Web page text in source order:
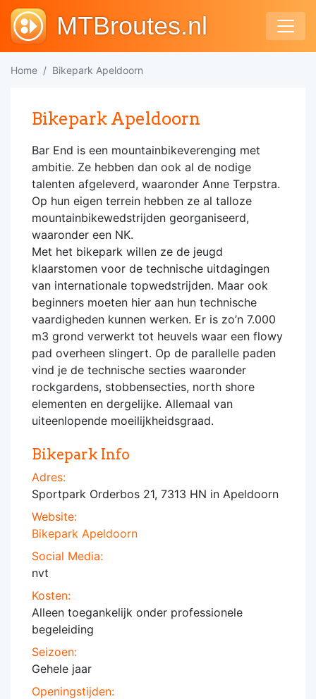
MTBroutes.nl
Home Bikepark Apeldoorn
Bikepark Apeldoorn
Bar End is een mountainbikeverenging met
ambitie. Ze hebben dan ook al de nodige
talenten afgeleverd, waaronder Anne Terpstra.
Op hun eigen terrein hebben ze al talloze
mountainbikewedstrijden georganiseerd,
waaronder een NK.
Met het bikepark willen ze de jeugd
klaarstomen voor de technische uitdagingen
van internationale topwedstrijden. Maar ook
beginners moeten hier aan hun technische
vaardigheden kunnen werken. Er is zo’n 7.000
m3 grond verwerkt tot heuvels waar een flowy
pad overheen slingert. Op de parallelle paden
vind je de technische secties waaronder
rockgardens, stobbensecties, north shore
elementen en dergelijke. Allemaal van
uiteenlopende moeilijkheidsgraad.
Bikepark Info
Adres:
Sportpark Orderbos 21, 7313 HN in Apeldoorn
Website:
Bikepark Apeldoorn
Social Media:
nvt
Kosten:
Alleen toegankelijk onder professionele
begeleiding
Seizoen:
Gehele jaar
Openingstijden: